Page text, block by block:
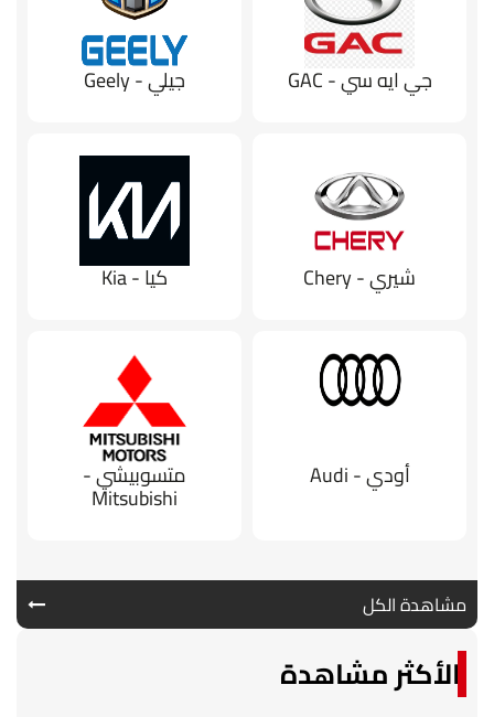
جي ايه سي - GAC جيلي - Geely
شيري - Chery كيا - Kia
أودي - Audi متسوبيشي -
Mitsubishi
مشاهدة الكل
الأكثر مشاهدة